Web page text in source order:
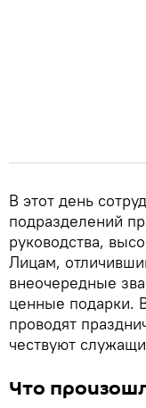
В этот день
подразделений
руководства,
Лицам,
внеочередные
ценные подарки.
проводят
чествуют
Что